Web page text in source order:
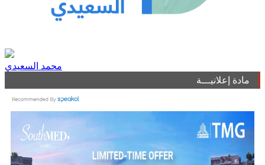
محمد السعيدي
مادة إعلانيـــة